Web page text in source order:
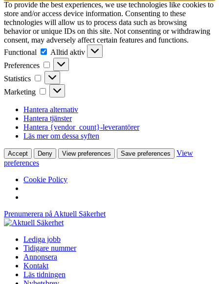
To provide the best experiences, we use technologies like cookies to
store and/or access device information. Consenting to these
technologies will allow us to process data such as browsing
behavior or unique IDs on this site. Not consenting or withdrawing
consent, may adversely affect certain features and functions.
Functional
Functional
Alltid aktiv
Preferences
Preferences
Statistics Statistics
Marketing Marketing
Hantera alternativ
Hantera tjänster
Hantera {vendor_count}-leverantörer
Läs mer om dessa syften
Accept Deny View preferences Save preferences
View
preferences
Cookie Policy
Prenumerera på Aktuell Säkerhet
Lediga jobb
Tidigare nummer
Annonsera
Kontakt
Läs tidningen